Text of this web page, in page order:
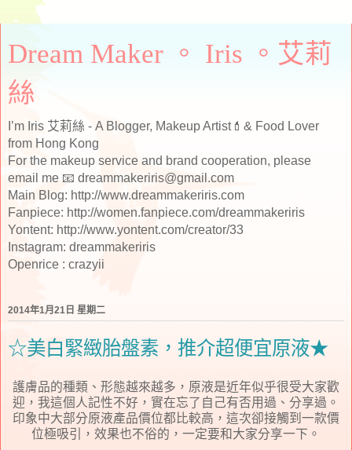
Dream Maker 。 Iris 。艾莉
絲
I’m Iris 艾莉絲 - A Blogger, Makeup Artist💄& Food Lover
from Hong Kong
For the makeup service and brand cooperation, please
email me 📧 dreammakeriris@gmail.com
Main Blog: http://www.dreammakeriris.com
Fanpiece: http://women.fanpiece.com/dreammakeriris
Yontent: http://www.yontent.com/creator/33
Instagram: dreammakeriris
Openrice : crazyii
2014年1月21日 星期二
☆美白緊緻胎盤素，推介超便宜原液★
護膚品的種類、形態越來越多，原液是近年似乎很受大家歡
迎，我這個人記性不好，實在忘了自己有否用過、分享過。
印象中大部分原液產品價位都比較高，這次卻接觸到一款價
位極吸引，效果也不俗的，一定要和大家分享一下。